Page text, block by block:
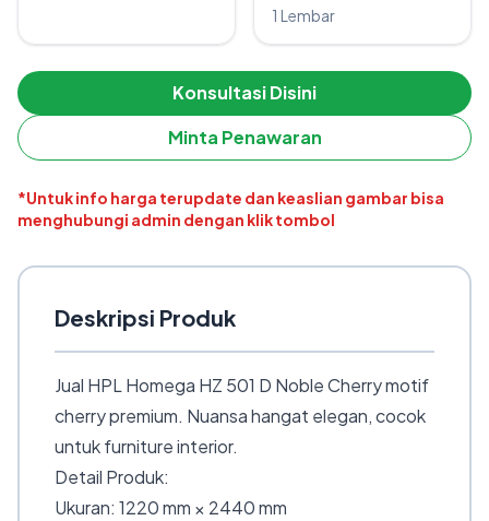
1 Lembar
Konsultasi Disini
Minta Penawaran
*Untuk info harga terupdate dan keaslian gambar bisa
menghubungi admin dengan klik tombol
Deskripsi Produk
Jual HPL Homega HZ 501 D Noble Cherry motif
cherry premium. Nuansa hangat elegan, cocok
untuk furniture interior.
Detail Produk:
Ukuran: 1220 mm × 2440 mm